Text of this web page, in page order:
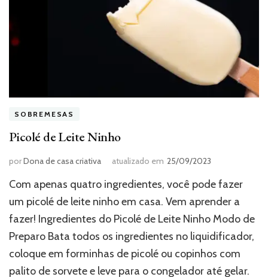
SOBREMESAS
Picolé de Leite Ninho
porDona de casa criativa atualizado em 25/09/2023
Com apenas quatro ingredientes, você pode fazer
um picolé de leite ninho em casa. Vem aprender a
fazer! Ingredientes do Picolé de Leite Ninho Modo de
Preparo Bata todos os ingredientes no liquidificador,
coloque em forminhas de picolé ou copinhos com
palito de sorvete e leve para o congelador até gelar.